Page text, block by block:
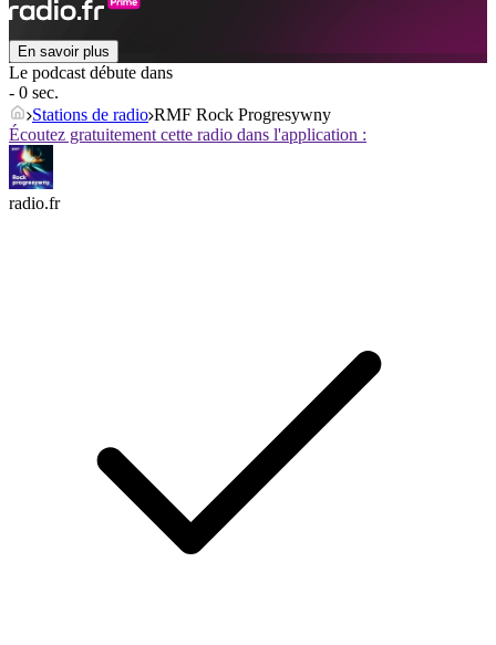
En savoir plus
Le podcast débute dans
- 0 sec.
Stations de radio RMF Rock Progresywny
Écoutez gratuitement cette radio dans l'application :
radio.fr